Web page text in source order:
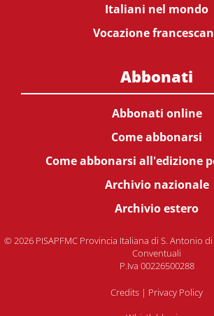
Italiani nel mondo
Vocazione
Abbonati
Abbonati online
Come abbonarsi
Come abbonarsi all'edizione
Archivio nazionale
Archivio estero
© 2026 PISAPFMC Provincia Italiana di S. Antonio
Conventuali
P.Iva 00226500288
Credits | Privacy Policy